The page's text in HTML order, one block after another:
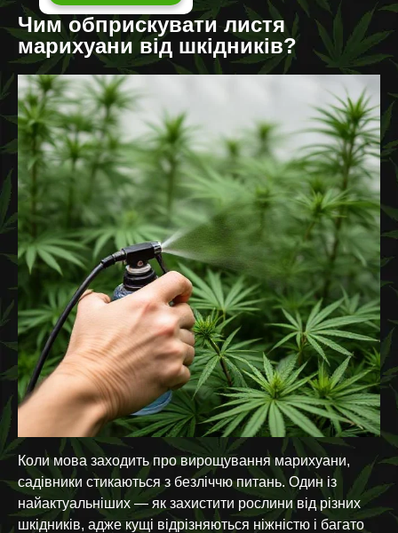
Чим обприскувати листя
марихуани від шкідників?
Коли мова заходить про вирощування марихуани,
садівники стикаються з безліччю питань. Один із
найактуальніших — як захистити рослини від різних
шкідників, адже кущі відрізняються ніжністю і багато